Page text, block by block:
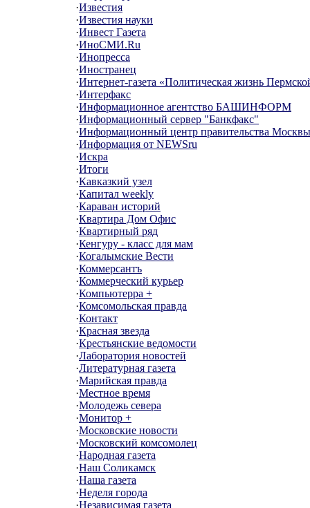
·Известия
·Известия науки
·Инвест Газета
·ИноСМИ.Ru
·Инопресса
·Иностранец
·Интернет-газета «Политическая жизнь
·Интерфакс
·Информационное агентство БАШИНФОРМ
·Информационный сервер "Банкфакс"
·Информационный центр правительства Москвы
·Информация от NEWSru
·Искра
·Итоги
·Кавказкий узел
·Капитал weekly
·Караван историй
·Квартира Дом Офис
·Квартирный ряд
·Кенгуру - класс для мам
·Когалымские Вести
·Коммерсантъ
·Коммерческий курьер
·Компьютерра +
·Комсомольская правда
·Контакт
·Красная звезда
·Крестьянские ведомости
·Лаборатория новостей
·Литературная газета
·Марийская правда
·Местное время
·Молодежь севера
·Монитор +
·Московские новости
·Московский комсомолец
·Народная газета
·Наш Соликамск
·Наша газета
·Неделя города
·Независимая газета